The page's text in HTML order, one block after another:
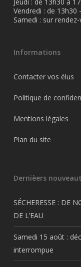
Vendredi : de 13h30
Samedi : sur
Informations
Contacter vos élus
Politique de
Mentions légales
Plan du site
Dernièers
SÉCHERESSE : DE
DE L’EAU
Samedi 15 août :
interrompue